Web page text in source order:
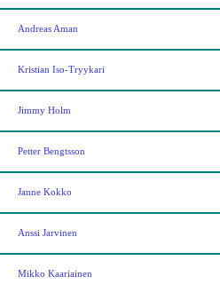
Andreas Aman
Kristian Iso-Tryykari
Jimmy Holm
Petter Bengtsson
Janne Kokko
Anssi Jarvinen
Mikko Kaariainen